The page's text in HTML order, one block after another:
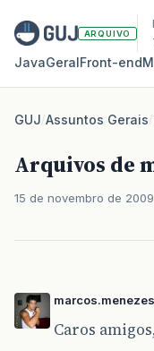
ARQUIVO
JavaGeralFront‑end
GUJ/Assuntos Gerais/
Arquivos de
15 de novembro de 2009
marcos.menezes
Caros